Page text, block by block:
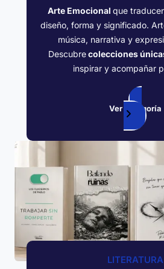
Arte Emocional que
diseño, forma y significado.
música, narrativa y
Descubrecolecciones
inspirar y acompañar
Ver categoría
LITERATURA